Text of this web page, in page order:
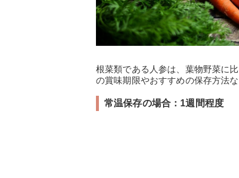
根菜類である人参は、葉物野菜に
の賞味期限やおすすめの保存方法
常温保存の場合：1週間程度